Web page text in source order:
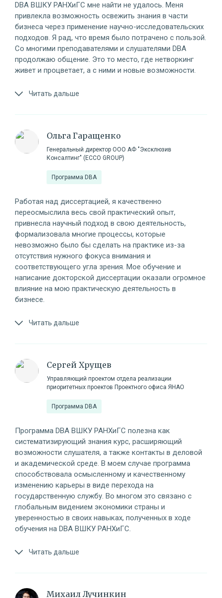
DBA ВШКУ РАНХиГС мне найти не удалось. Меня
привлекла возможность освежить знания в части
бизнеса через применение научно-исследовательских
подходов. Я рад, что время было потрачено с пользой.
Со многими преподавателями и слушателями DBA
продолжаю общение. Это то место, где нетворкинг
живет и процветает, а с ними и новые возможности.
Читать дальше
Ольга Гаращенко
Генеральный директор ООО АФ "Эксклюзив
Консалтинг" (ECCO GROUP)
Программа DBA
Работая над диссертацией, я качественно
переосмыслила весь свой практический опыт,
привнесла научный подход в свою деятельность,
формализовала многие процессы, которые
невозможно было бы сделать на практике из-за
отсутствия нужного фокуса внимания и
соответствующего угла зрения. Мое обучение и
написание докторской диссертации оказали огромное
влияние на мою практическую деятельность в
бизнесе.
Читать дальше
Сергей Хрущев
Управляющий проектом отдела реализации
приоритетных проектов Проектного офиса ЯНАО
Программа DBA
Программа DBA ВШКУ РАНХиГС полезна как
систематизирующий знания курс, расширяющий
возможности слушателя, а также контакты в деловой
и академической среде. В моем случае программа
способствовала осмысленному и качественному
изменению карьеры в виде перехода на
государственную службу. Во многом это связано с
глобальным видением экономики страны и
уверенностью в своих навыках, полученных в ходе
обучения на DBA ВШКУ РАНХиГС.
Читать дальше
Михаил Лучинкин